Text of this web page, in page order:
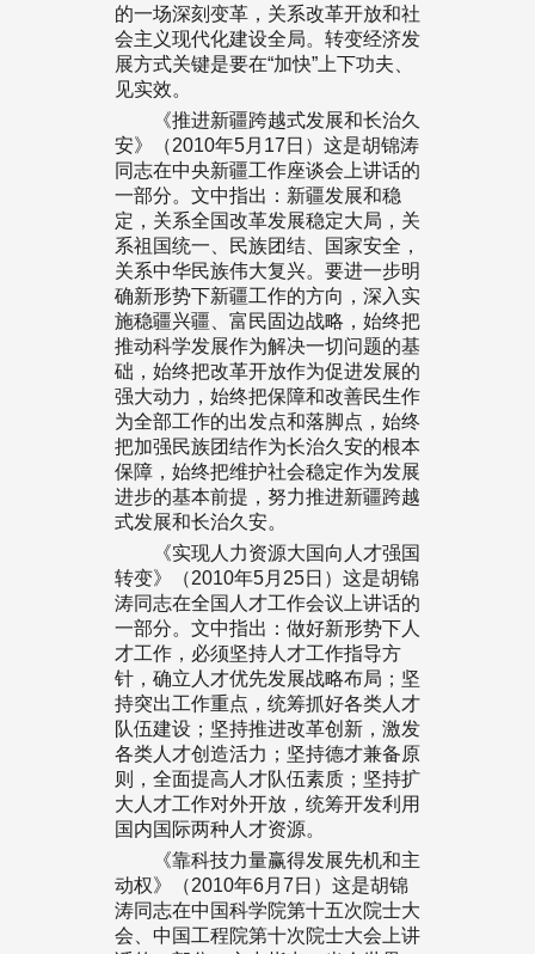
的一场深刻变革，关系改革开放和社
会主义现代化建设全局。转变经济发
展方式关键是要在“加快”上下功夫、
见实效。
《推进新疆跨越式发展和长治久
安》（2010年5月17日）这是胡锦涛
同志在中央新疆工作座谈会上讲话的
一部分。文中指出：新疆发展和稳
定，关系全国改革发展稳定大局，关
系祖国统一、民族团结、国家安全，
关系中华民族伟大复兴。要进一步明
确新形势下新疆工作的方向，深入实
施稳疆兴疆、富民固边战略，始终把
推动科学发展作为解决一切问题的基
础，始终把改革开放作为促进发展的
强大动力，始终把保障和改善民生作
为全部工作的出发点和落脚点，始终
把加强民族团结作为长治久安的根本
保障，始终把维护社会稳定作为发展
进步的基本前提，努力推进新疆跨越
式发展和长治久安。
《实现人力资源大国向人才强国
转变》（2010年5月25日）这是胡锦
涛同志在全国人才工作会议上讲话的
一部分。文中指出：做好新形势下人
才工作，必须坚持人才工作指导方
针，确立人才优先发展战略布局；坚
持突出工作重点，统筹抓好各类人才
队伍建设；坚持推进改革创新，激发
各类人才创造活力；坚持德才兼备原
则，全面提高人才队伍素质；坚持扩
大人才工作对外开放，统筹开发利用
国内国际两种人才资源。
《靠科技力量赢得发展先机和主
动权》（2010年6月7日）这是胡锦
涛同志在中国科学院第十五次院士大
会、中国工程院第十次院士大会上讲